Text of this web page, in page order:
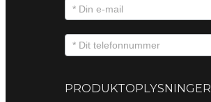
PRODUKTOPLYSNINGER